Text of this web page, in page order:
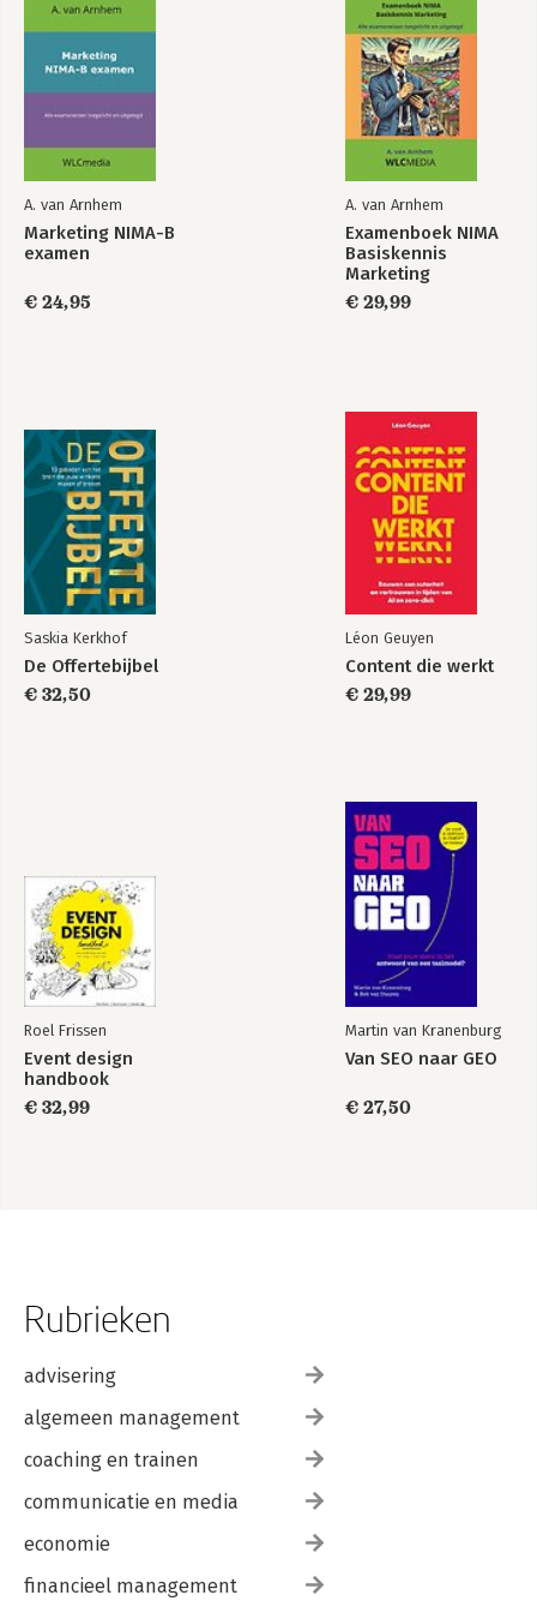
A. van Arnhem
Marketing NIMA-B
examen
€ 24,95
A. van Arnhem
Examenboek NIMA
Basiskennis
Marketing
€ 29,99
Saskia Kerkhof
De Offertebijbel
€ 32,50
Léon Geuyen
Content die werkt
€ 29,99
Roel Frissen
Event design
handbook
€ 32,99
Martin van Kranenburg
Van SEO naar GEO
€ 27,50
Rubrieken
advisering
algemeen management
coaching en trainen
communicatie en media
economie
financieel management